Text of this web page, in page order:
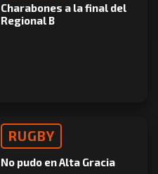
Charabones a la final del
Regional B
RUGBY
No pudo en Alta Gracia